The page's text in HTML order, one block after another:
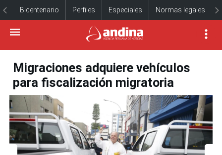
Bicentenario Perfiles Especiales Normas legales
Migraciones adquiere vehículos
para fiscalización migratoria